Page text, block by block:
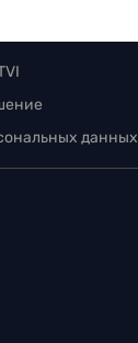
данных